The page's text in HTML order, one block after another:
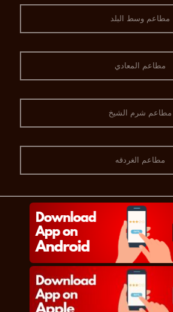
مطاعم وسط البلد
مطاعم المعادي
مطاعم شرم الشيخ
مطاعم الغردقه